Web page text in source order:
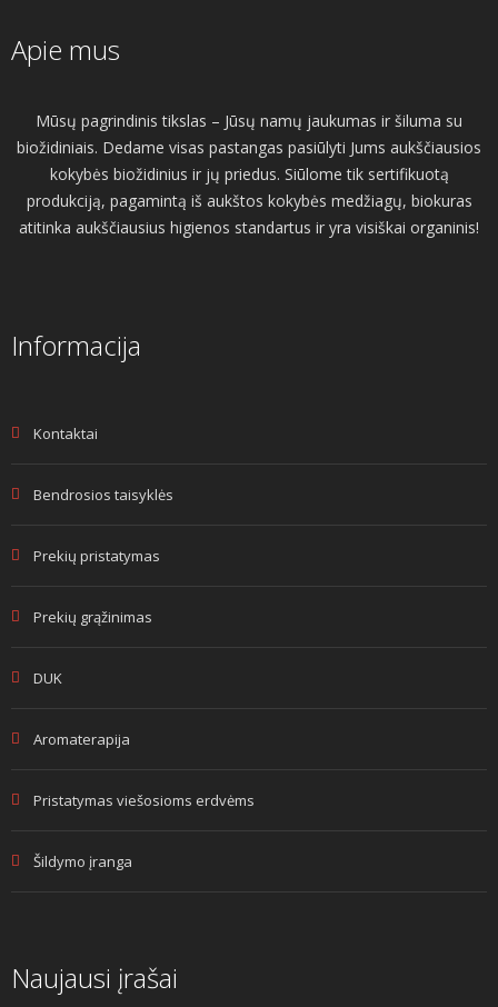
Apie mus
Mūsų pagrindinis tikslas – Jūsų namų jaukumas ir šiluma su
biožidiniais. Dedame visas pastangas pasiūlyti Jums aukščiausios
kokybės biožidinius ir jų priedus. Siūlome tik sertifikuotą
produkciją, pagamintą iš aukštos kokybės medžiagų, biokuras
atitinka aukščiausius higienos standartus ir yra visiškai organinis!
Informacija
Kontaktai
Bendrosios taisyklės
Prekių pristatymas
Prekių grąžinimas
DUK
Aromaterapija
Pristatymas viešosioms erdvėms
Šildymo įranga
Naujausi įrašai